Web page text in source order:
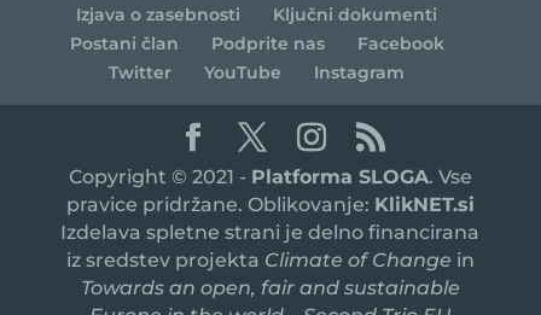
Izjava o zasebnosti
Ključni dokumenti
Postani član
Podprite nas
Facebook
Twitter
YouTube Instagram
Copyright © 2021 - Platforma SLOGA. Vse
pravice pridržane. Oblikovanje: KlikNET.si
Izdelava spletne strani je delno financirana
iz sredstev projekta Climate of Change in
Towards an open, fair and sustainable